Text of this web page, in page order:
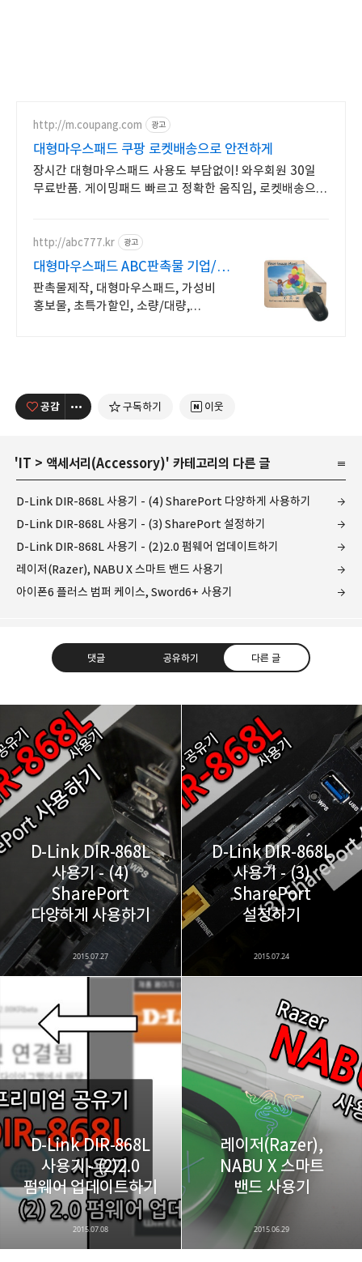
http://m.coupang.com 광고
대형마우스패드 쿠팡 로켓배송으로 안전하게
장시간 대형마우스패드 사용도 부담없이! 와우회원 30일
무료반품. 게이밍패드 빠르고 정확한 움직임, 로켓배송으로
http://abc777.kr 광고
대형마우스패드 ABC판촉물 기업/
관공서 후결제
판촉물제작, 대형마우스패드, 가성비
홍보물, 초특가할인, 소량/대량,
공감 구독하기 이웃
' IT > 액세서리(Accessory)' 카테고리의 다른 글
D-Link DIR-868L 사용기 - (4) SharePort 다양하게 사용하기
D-Link DIR-868L 사용기 - (3) SharePort 설정하기
D-Link DIR-868L 사용기 - (2)2.0 펌웨어 업데이트하기
레이저(Razer), NABU X 스마트 밴드 사용기
아이폰6 플러스 범퍼 케이스, Sword6+ 사용기
댓글 공유하기 다른 글
레이니아
다방면의 깊은 관심과 얕은 이해도를 갖춘 보편적
비주류이자 진화하는 영원한 주변인.
구독하기
구독하기 카카오톡 트위터
카카오스토리 네이버 블로그
D-Link DIR-868L
사용기 - (4)
SharePort
다양하게 사용하기
2015.07.27
D-Link DIR-868L
사용기 - (3)
SharePort
설정하기
2015.07.24
D-Link DIR-868L
사용기 - (2)2.0
펌웨어 업데이트하기
2015.07.08
레이저(Razer),
NABU X 스마트
밴드 사용기
2015.06.29